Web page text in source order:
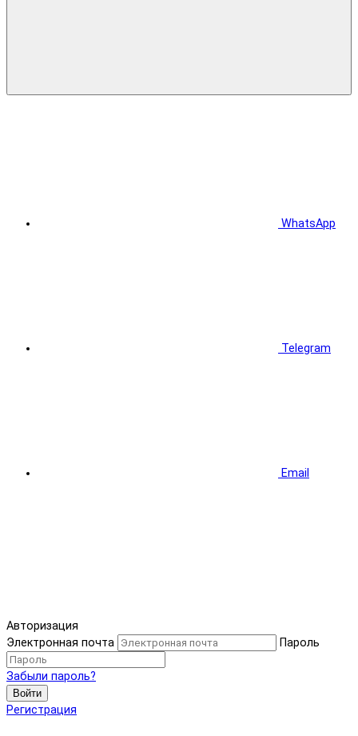
WhatsApp
Telegram
Email
Авторизация
Электронная почта
Пароль
Забыли пароль?
Войти
Регистрация